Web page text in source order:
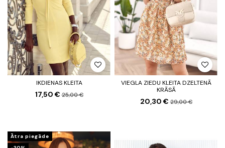
IKDIENAS KLEITA
17,50 €25,00 €
VIEGLA ZIEDU KLEITA DZELTENĀ
KRĀSĀ
20,30 €29,00 €
Ātra piegāde